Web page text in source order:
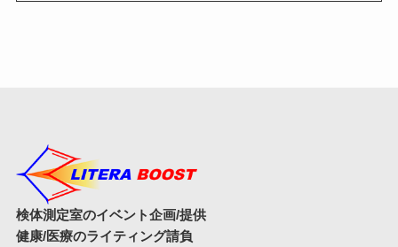
検体測定室のイベント企画/提供
健康/医療のライティング請負